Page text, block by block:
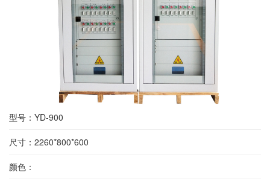
型号：YD-900
尺寸：2260*800*600
颜色：